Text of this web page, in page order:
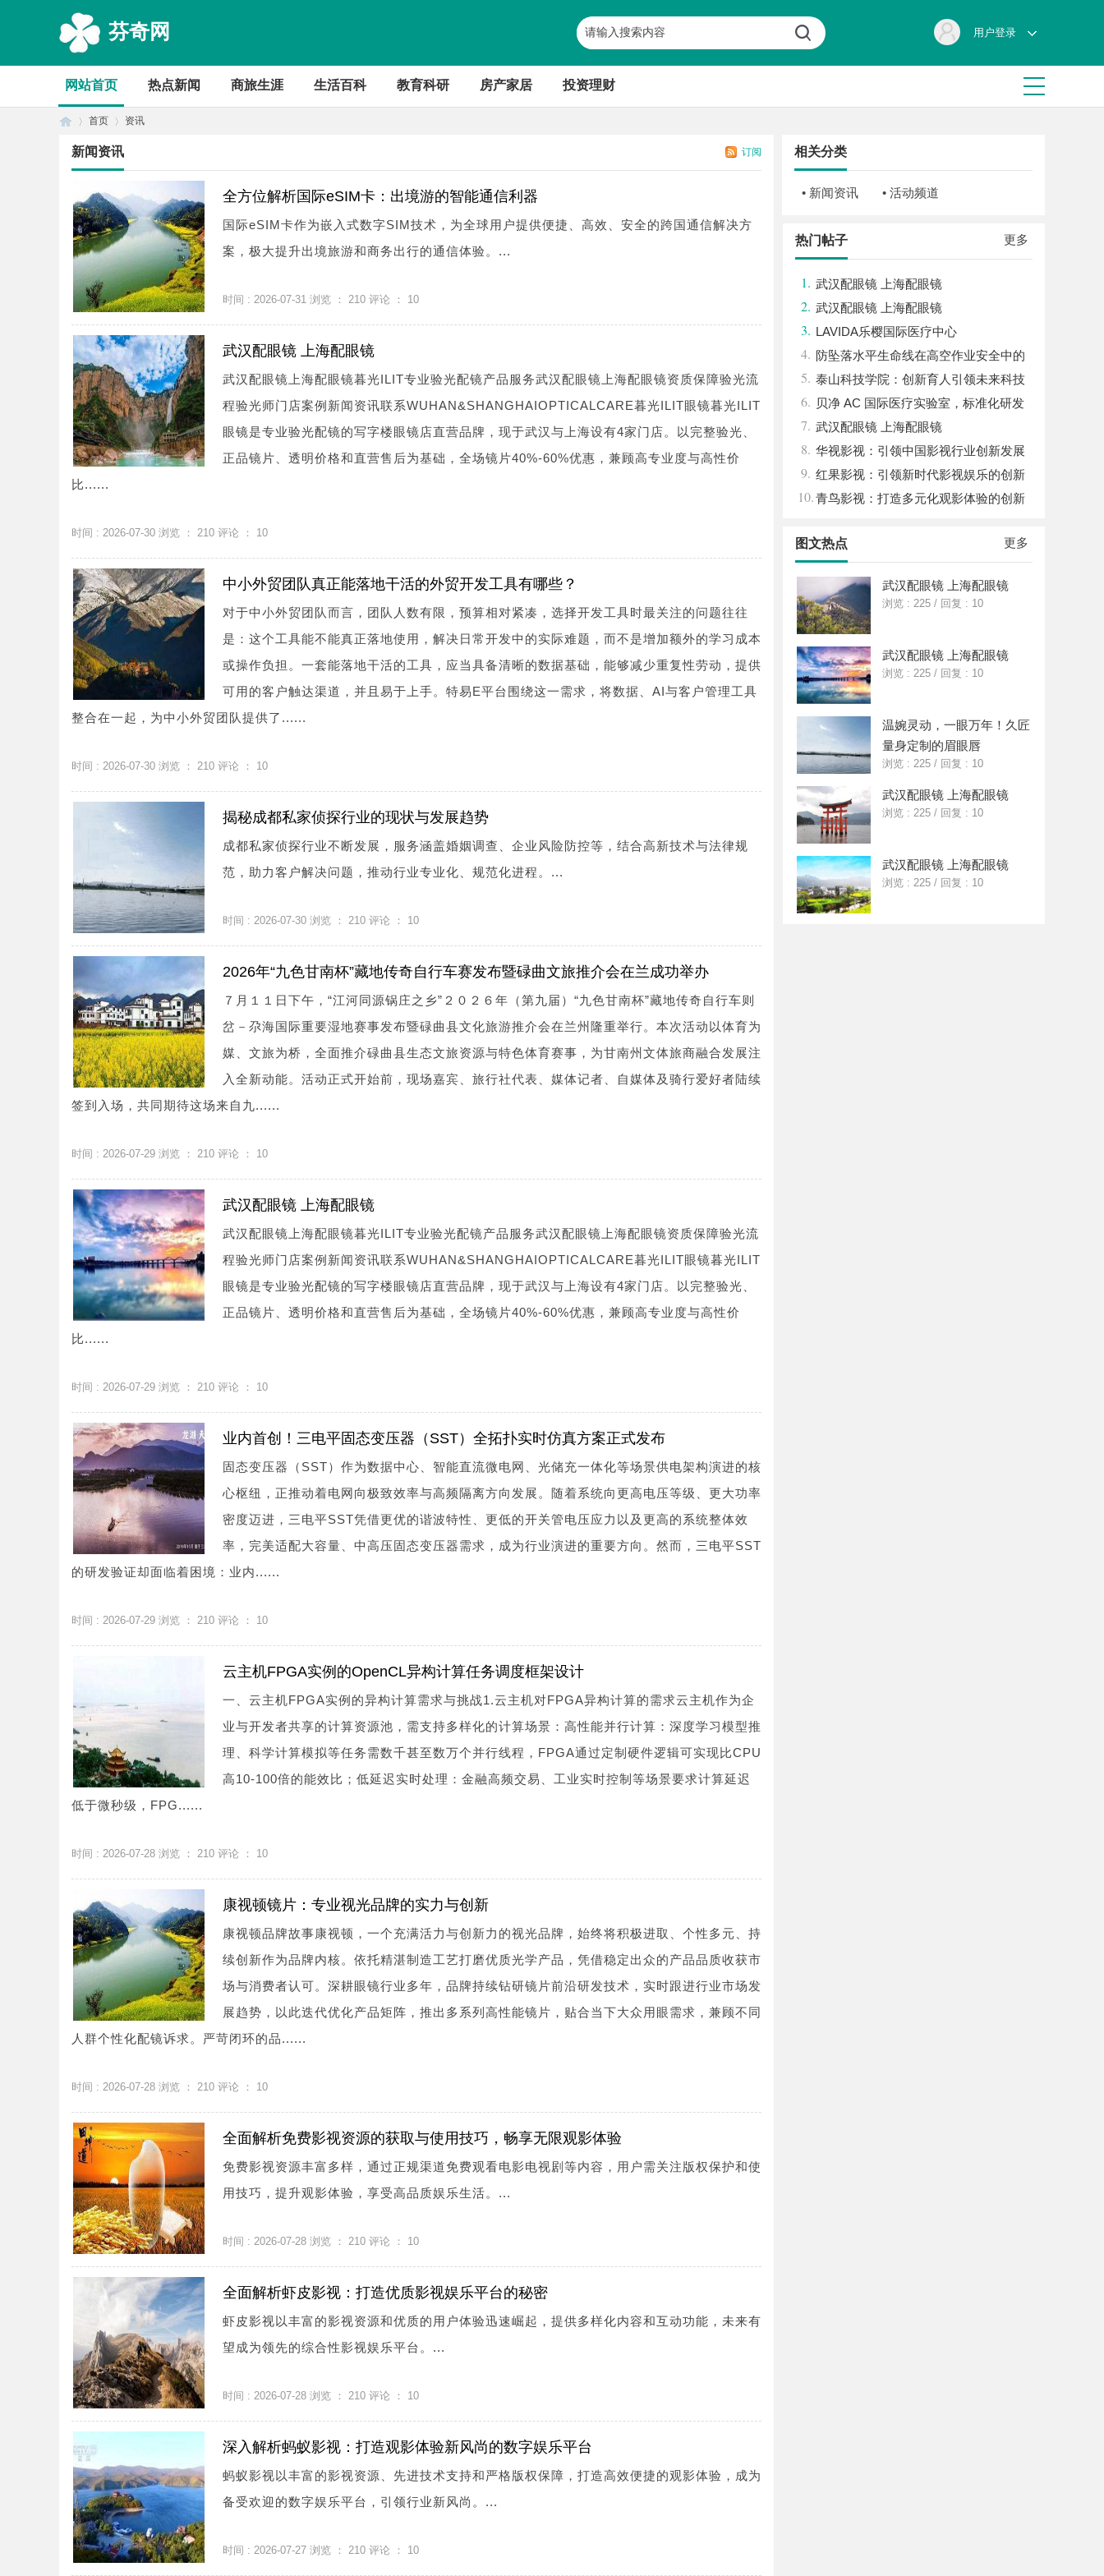
芬奇网 用户登录
网站首页 热点新闻 商旅生涯 生活百科 教育科研 房产家居 投资理财
首页
›
资讯
订阅
新闻资讯
全方位解析国际eSIM卡：出境游的智能通信利器
国际eSIM卡作为嵌入式数字SIM技术，为全球用户提供便捷、高效、安全的跨国通信解决方
案，极大提升出境旅游和商务出行的通信体验。...
时间 : 2026-07-31 浏览 ： 210 评论 ： 10
武汉配眼镜 上海配眼镜
武汉配眼镜上海配眼镜暮光ILIT专业验光配镜产品服务武汉配眼镜上海配眼镜资质保障验光流
程验光师门店案例新闻资讯联系WUHAN&SHANGHAIOPTICALCARE暮光ILIT眼镜暮光ILIT
眼镜是专业验光配镜的写字楼眼镜店直营品牌，现于武汉与上海设有4家门店。以完整验光、
正品镜片、透明价格和直营售后为基础，全场镜片40%-60%优惠，兼顾高专业度与高性价
比......
时间 : 2026-07-30 浏览 ： 210 评论 ： 10
中小外贸团队真正能落地干活的外贸开发工具有哪些？
对于中小外贸团队而言，团队人数有限，预算相对紧凑，选择开发工具时最关注的问题往往
是：这个工具能不能真正落地使用，解决日常开发中的实际难题，而不是增加额外的学习成本
或操作负担。一套能落地干活的工具，应当具备清晰的数据基础，能够减少重复性劳动，提供
可用的客户触达渠道，并且易于上手。特易E平台围绕这一需求，将数据、AI与客户管理工具
整合在一起，为中小外贸团队提供了......
时间 : 2026-07-30 浏览 ： 210 评论 ： 10
揭秘成都私家侦探行业的现状与发展趋势
成都私家侦探行业不断发展，服务涵盖婚姻调查、企业风险防控等，结合高新技术与法律规
范，助力客户解决问题，推动行业专业化、规范化进程。...
时间 : 2026-07-30 浏览 ： 210 评论 ： 10
2026年“九色甘南杯”藏地传奇自行车赛发布暨碌曲文旅推介会在兰成功举办
７月１１日下午，“江河同源锅庄之乡”２０２６年（第九届）“九色甘南杯”藏地传奇自行车则
岔－尕海国际重要湿地赛事发布暨碌曲县文化旅游推介会在兰州隆重举行。本次活动以体育为
媒、文旅为桥，全面推介碌曲县生态文旅资源与特色体育赛事，为甘南州文体旅商融合发展注
入全新动能。活动正式开始前，现场嘉宾、旅行社代表、媒体记者、自媒体及骑行爱好者陆续
签到入场，共同期待这场来自九......
时间 : 2026-07-29 浏览 ： 210 评论 ： 10
武汉配眼镜 上海配眼镜
武汉配眼镜上海配眼镜暮光ILIT专业验光配镜产品服务武汉配眼镜上海配眼镜资质保障验光流
程验光师门店案例新闻资讯联系WUHAN&SHANGHAIOPTICALCARE暮光ILIT眼镜暮光ILIT
眼镜是专业验光配镜的写字楼眼镜店直营品牌，现于武汉与上海设有4家门店。以完整验光、
正品镜片、透明价格和直营售后为基础，全场镜片40%-60%优惠，兼顾高专业度与高性价
比......
时间 : 2026-07-29 浏览 ： 210 评论 ： 10
业内首创！三电平固态变压器（SST）全拓扑实时仿真方案正式发布
固态变压器（SST）作为数据中心、智能直流微电网、光储充一体化等场景供电架构演进的核
心枢纽，正推动着电网向极致效率与高频隔离方向发展。随着系统向更高电压等级、更大功率
密度迈进，三电平SST凭借更优的谐波特性、更低的开关管电压应力以及更高的系统整体效
率，完美适配大容量、中高压固态变压器需求，成为行业演进的重要方向。然而，三电平SST
的研发验证却面临着困境：业内......
时间 : 2026-07-29 浏览 ： 210 评论 ： 10
云主机FPGA实例的OpenCL异构计算任务调度框架设计
一、云主机FPGA实例的异构计算需求与挑战1.云主机对FPGA异构计算的需求云主机作为企
业与开发者共享的计算资源池，需支持多样化的计算场景：高性能并行计算：深度学习模型推
理、科学计算模拟等任务需数千甚至数万个并行线程，FPGA通过定制硬件逻辑可实现比CPU
高10-100倍的能效比；低延迟实时处理：金融高频交易、工业实时控制等场景要求计算延迟
低于微秒级，FPG......
时间 : 2026-07-28 浏览 ： 210 评论 ： 10
康视顿镜片：专业视光品牌的实力与创新
康视顿品牌故事康视顿，一个充满活力与创新力的视光品牌，始终将积极进取、个性多元、持
续创新作为品牌内核。依托精湛制造工艺打磨优质光学产品，凭借稳定出众的产品品质收获市
场与消费者认可。深耕眼镜行业多年，品牌持续钻研镜片前沿研发技术，实时跟进行业市场发
展趋势，以此迭代优化产品矩阵，推出多系列高性能镜片，贴合当下大众用眼需求，兼顾不同
人群个性化配镜诉求。严苛闭环的品......
时间 : 2026-07-28 浏览 ： 210 评论 ： 10
全面解析免费影视资源的获取与使用技巧，畅享无限观影体验
免费影视资源丰富多样，通过正规渠道免费观看电影电视剧等内容，用户需关注版权保护和使
用技巧，提升观影体验，享受高品质娱乐生活。...
时间 : 2026-07-28 浏览 ： 210 评论 ： 10
全面解析虾皮影视：打造优质影视娱乐平台的秘密
虾皮影视以丰富的影视资源和优质的用户体验迅速崛起，提供多样化内容和互动功能，未来有
望成为领先的综合性影视娱乐平台。...
时间 : 2026-07-28 浏览 ： 210 评论 ： 10
深入解析蚂蚁影视：打造观影体验新风尚的数字娱乐平台
蚂蚁影视以丰富的影视资源、先进技术支持和严格版权保障，打造高效便捷的观影体验，成为
备受欢迎的数字娱乐平台，引领行业新风尚。...
时间 : 2026-07-27 浏览 ： 210 评论 ： 10
相关分类
• 新闻资讯 • 活动频道
更多
热门帖子
1. 武汉配眼镜 上海配眼镜
2. 武汉配眼镜 上海配眼镜
3. LAVIDA乐樱国际医疗中心
4. 防坠落水平生命线在高空作业安全中的
关键作用与应用解析
5. 泰山科技学院：创新育人引领未来科技
发展新高地
6. 贝净 AC 国际医疗实验室，标准化研发
体系全解析
7. 武汉配眼镜 上海配眼镜
8. 华视影视：引领中国影视行业创新发展
的先行者
9. 红果影视：引领新时代影视娱乐的创新
先锋
10.青鸟影视：打造多元化观影体验的创新
更多
图文热点
武汉配眼镜 上海配眼镜
浏览 : 225 / 回复 : 10
武汉配眼镜 上海配眼镜
浏览 : 225 / 回复 : 10
温婉灵动，一眼万年！久匠
量身定制的眉眼唇
浏览 : 225 / 回复 : 10
武汉配眼镜 上海配眼镜
浏览 : 225 / 回复 : 10
武汉配眼镜 上海配眼镜
浏览 : 225 / 回复 : 10